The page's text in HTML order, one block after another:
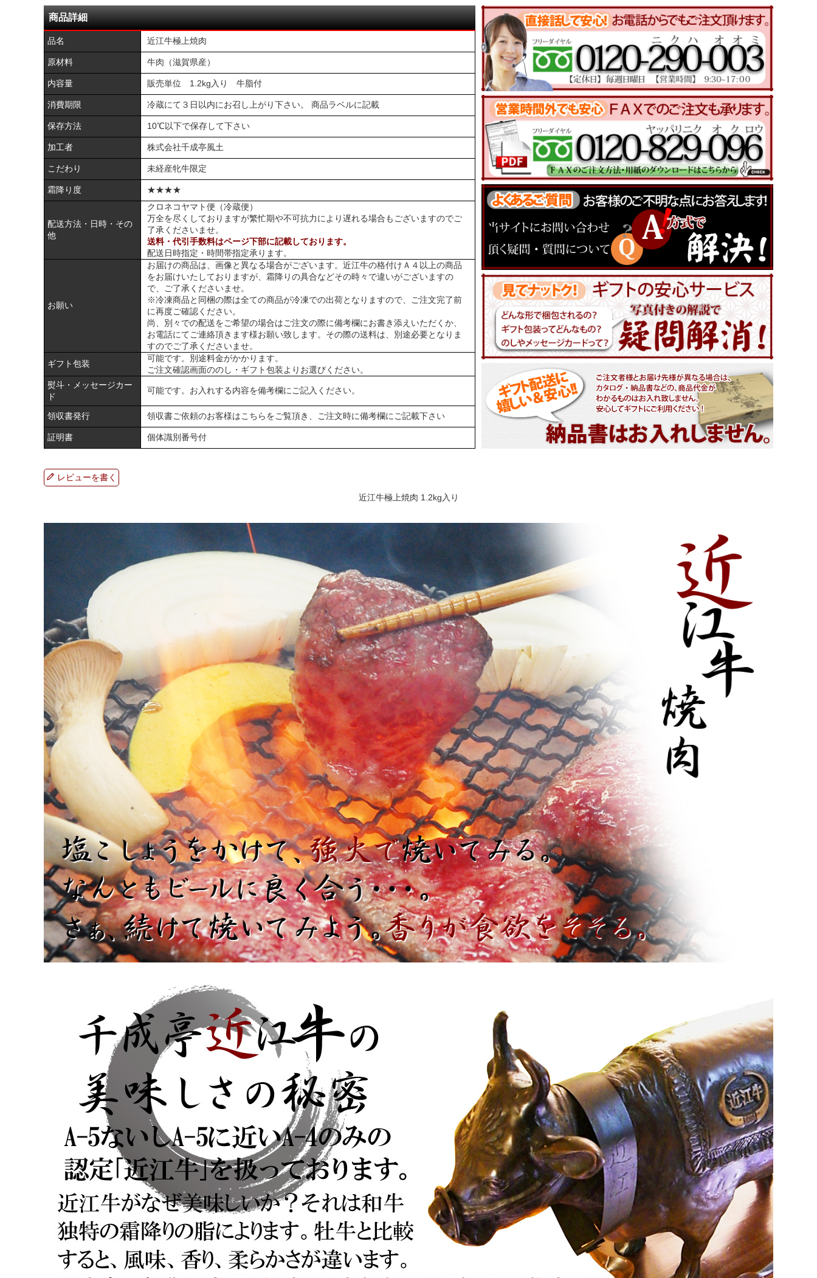
商品詳細
品名 近江牛極上焼肉
原材料 牛肉（滋賀県産）
内容量 販売単位 1.2kg入り 牛脂付
消費期限 冷蔵にて３日以内にお召し上がり下さい。 商品ラベルに記載
保存方法 10℃以下で保存して下さい
加工者 株式会社千成亭風土
こだわり 未経産牝牛限定
霜降り度 ★★★★
配送方法・日時・その
他
クロネコヤマト便（冷蔵便）
万全を尽くしておりますが繁忙期や不可抗力により遅れる場合もございますのでご
了承くださいませ。
送料・代引手数料はページ下部に記載しております。
配送日時指定・時間帯指定承ります。
お願い
お届けの商品は、画像と異なる場合がございます。近江牛の格付けＡ４以上の商品
をお届けいたしておりますが、霜降りの具合などその時々で違いがございますの
で、ご了承くださいませ。
※冷凍商品と同梱の際は全ての商品が冷凍での出荷となりますので、ご注文完了前
に再度ご確認ください。
尚、別々での配送をご希望の場合はご注文の際に備考欄にお書き添えいただくか、
お電話にてご連絡頂きます様お願い致します。その際の送料は、別途必要となりま
すのでご了承くださいませ。
ギフト包装
可能です。別途料金がかかります。
ご注文確認画面ののし・ギフト包装よりお選びください。
熨斗・メッセージカー
ド
可能です。お入れする内容を備考欄にご記入ください。
領収書発行 領収書ご依頼のお客様はこちらをご覧頂き、ご注文時に備考欄にご記載下さい
証明書 個体識別番号付
レビューを書く
近江牛極上焼肉 1.2kg入り